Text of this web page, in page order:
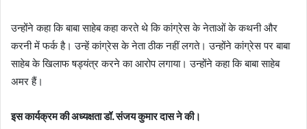
उन्होंने कहा कि बाबा साहेब कहा करते थे कि कांग्रेस के नेताओं के कथनी और
करनी में फर्क है। उन्हें कांग्रेस के नेता ठीक नहीं लगते। उन्होंने कांग्रेस पर बाबा
साहेब के खिलाफ षड्यंत्र करने का आरोप लगाया। उन्होंने कहा कि बाबा साहेब
अमर हैं।
इस कार्यक्रम की अध्यक्षता डॉ. संजय कुमार दास ने की।